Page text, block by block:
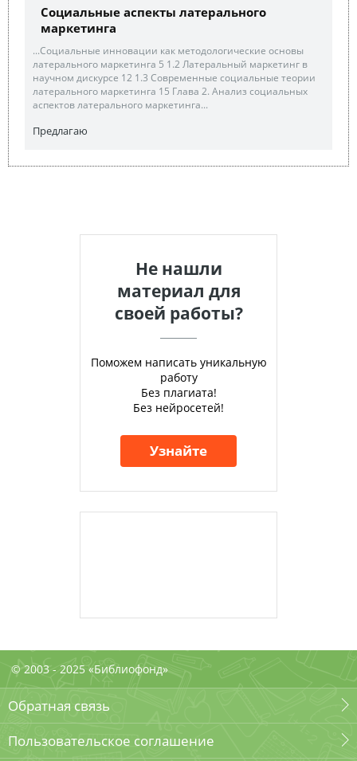
Социальные аспекты латерального
маркетинга
...Социальные инновации как методологические основы
латерального маркетинга 5 1.2 Латеральный маркетинг в
научном дискурсе 12 1.3 Современные социальные теории
латерального маркетинга 15 Глава 2. Анализ социальных
аспектов латерального маркетинга...
Предлагаю
Не нашли
материал для
своей работы?
Поможем написать уникальную
работу
Без плагиата!
Без нейросетей!
Узнайте
© 2003 - 2025 «Библиофонд»
Обратная связь
Пользовательское соглашение